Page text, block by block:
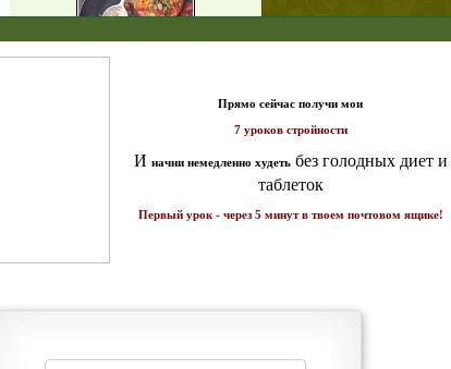
Еще рецепты
середине дня?